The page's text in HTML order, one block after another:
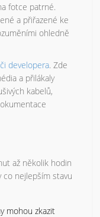
fotce patrné.
a přiřazené ke
ohledně
developera. Zde
a přilákaly
kabelů,
až několik hodin
co nejlepším stavu
mohou zkazit